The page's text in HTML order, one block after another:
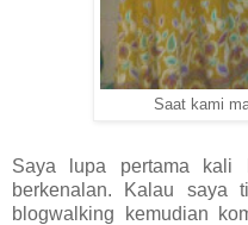
Saat kami
Saya lupa pertama kali
berkenalan. Kalau saya
blogwalking kemudian